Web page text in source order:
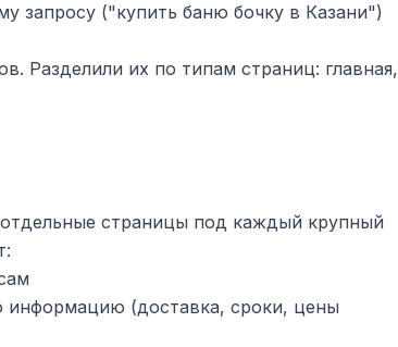
запросу ("купить баню бочку в Казани")
Разделили их по типам страниц: главная,
страницы под каждый крупный
информацию (доставка, сроки, цены